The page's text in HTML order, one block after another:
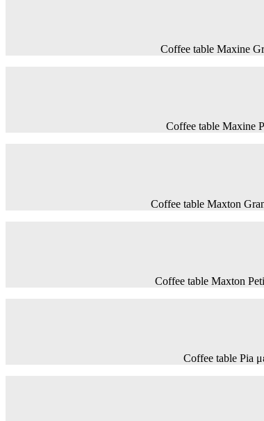
Coffee table Maxine
Coffee table Maxine
Coffee table Maxton
Coffee table Maxton
Coffee table Pia